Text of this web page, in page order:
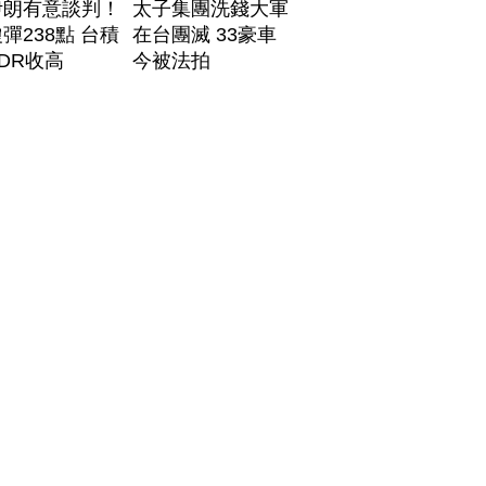
有意談判！
238點 台積
收高
太子集團洗錢大軍
在台團滅 33豪車
今被法拍